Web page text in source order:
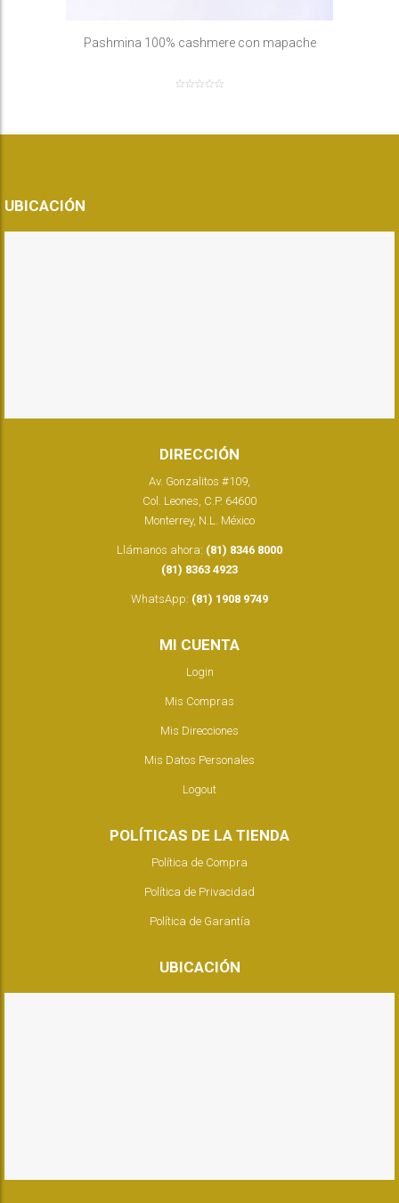
Pashmina 100% cashmere con mapache
UBICACIÓN
DIRECCIÓN
Av. Gonzalitos #109,
Col. Leones, C.P. 64600
Monterrey, N.L. México
Llámanos ahora: (81) 8346 8000
(81) 8363 4923
WhatsApp: (81) 1908 9749
MI CUENTA
Login
Mis Compras
Mis Direcciones
Mis Datos Personales
Logout
POLÍTICAS DE LA TIENDA
Política de Compra
Política de Privacidad
Política de Garantía
UBICACIÓN